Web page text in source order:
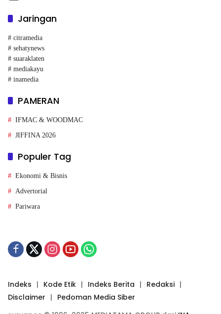
Jaringan
# citramedia
# sehatynews
# suaraklaten
# mediakayu
# inamedia
PAMERAN
IFMAC & WOODMAC
JIFFINA 2026
Populer Tag
Ekonomi & Bisnis
Advertorial
Pariwara
Indeks Kode Etik Indeks Berita
Redaksi
Disclaimer
Pedoman Media Siber